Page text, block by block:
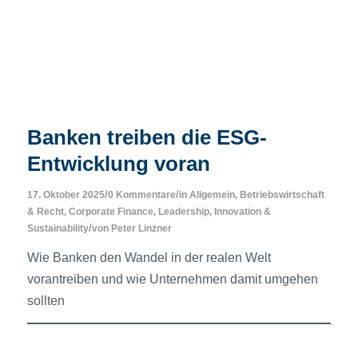
Banken treiben die ESG-
Entwicklung voran
17. Oktober 2025/0 Kommentare/in Allgemein, Betriebswirtschaft
& Recht, Corporate Finance, Leadership, Innovation &
Sustainability/von Peter Linzner
Wie Banken den Wandel in der realen Welt
vorantreiben und wie Unternehmen damit umgehen
sollten